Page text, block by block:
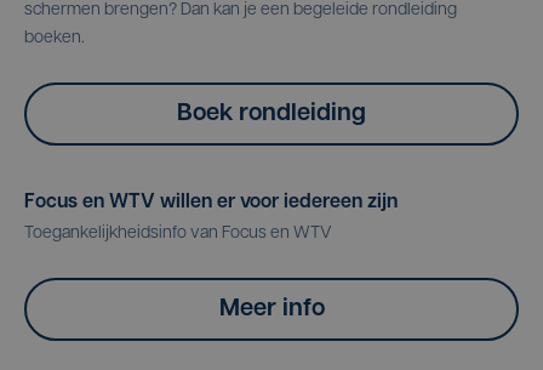
schermen brengen? Dan kan je een begeleide rondleiding
boeken.
Boek rondleiding
Focus en WTV willen er voor iedereen zijn
Toegankelijkheidsinfo van Focus en WTV
Meer info